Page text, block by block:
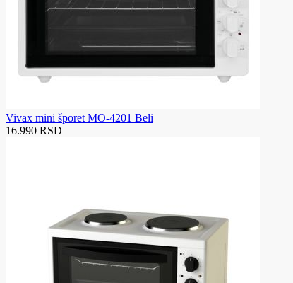
Vivax mini šporet MO-4201 Beli
16.990 RSD